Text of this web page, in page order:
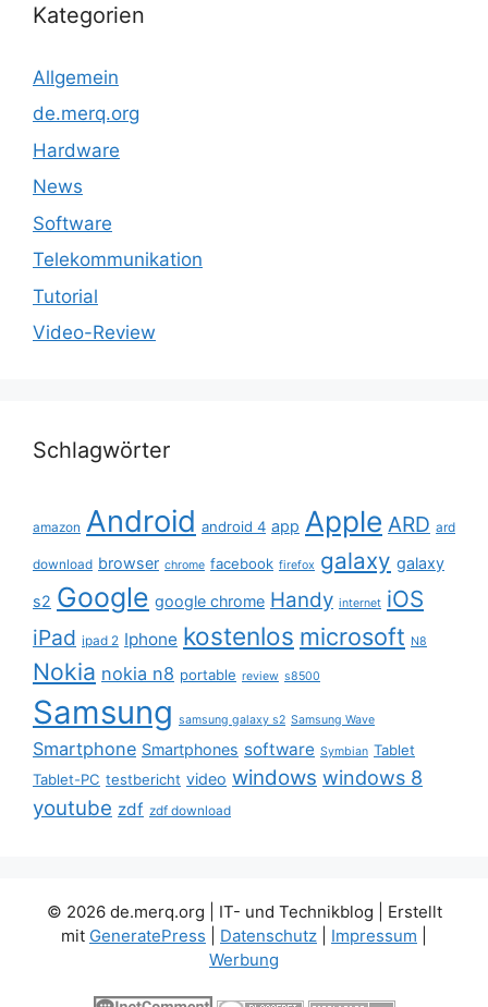
Kategorien
Allgemein
de.merq.org
Hardware
News
Software
Telekommunikation
Tutorial
Video-Review
Schlagwörter
amazon Android android 4 app Apple ARD ard
download browser chrome facebook firefox galaxy galaxy
s2 Google google chrome Handy internet iOS
iPad ipad 2 Iphone kostenlos microsoft N8
Nokia nokia n8 portable review s8500
Samsung samsung galaxy s2 Samsung Wave
Smartphone Smartphones software Symbian Tablet
Tablet-PC testbericht video windows windows 8
youtube zdf zdf download
© 2026 de.merq.org | IT- und Technikblog | Erstellt
mit GeneratePress Datenschutz Impressum
Werbung